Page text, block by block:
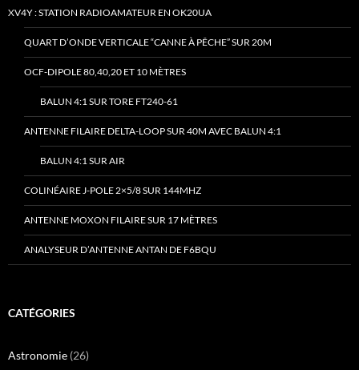
XV4Y : STATION RADIOAMATEUR EN OK20UA
QUART D’ONDE VERTICALE “CANNE À PÊCHE” SUR 20M
OCF-DIPOLE 80,40,20 ET 10 MÈTRES
BALUN 4:1 SUR TORE FT240-61
ANTENNE FILAIRE DELTA-LOOP SUR 40M AVEC BALUN 4:1
BALUN 4:1 SUR AIR
COLINÉAIRE J-POLE 2×5/8 SUR 144MHZ
ANTENNE MOXON FILAIRE SUR 17 MÈTRES
ANALYSEUR D’ANTENNE ANTAN DE F6BQU
CATÉGORIES
Astronomie (26)